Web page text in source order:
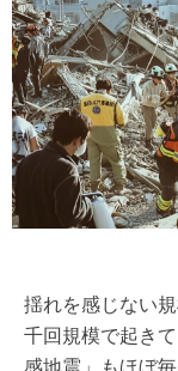
揺れを感じない
千回規模で起き
感地震」もほぼ